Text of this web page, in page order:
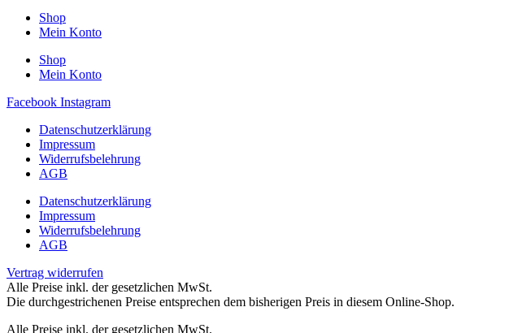
Shop
Mein Konto
Shop
Mein Konto
Facebook Instagram
Datenschutzerklärung
Impressum
Widerrufsbelehrung
AGB
Datenschutzerklärung
Impressum
Widerrufsbelehrung
AGB
Vertrag widerrufen
Alle Preise inkl. der gesetzlichen MwSt.
Die durchgestrichenen Preise entsprechen dem bisherigen Preis in diesem Online-Shop.
Alle Preise inkl. der gesetzlichen MwSt.